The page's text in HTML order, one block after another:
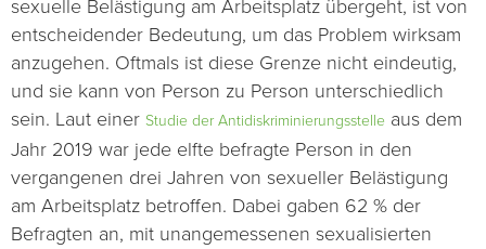
sexuelle Belästigung am Arbeitsplatz übergeht, ist von
entscheidender Bedeutung, um das Problem wirksam
anzugehen. Oftmals ist diese Grenze nicht eindeutig,
und sie kann von Person zu Person unterschiedlich
sein. Laut einer Studie der Antidiskriminierungsstelle aus dem
Jahr 2019 war jede elfte befragte Person in den
vergangenen drei Jahren von sexueller Belästigung
am Arbeitsplatz betroffen. Dabei gaben 62 % der
Befragten an, mit unangemessenen sexualisierten